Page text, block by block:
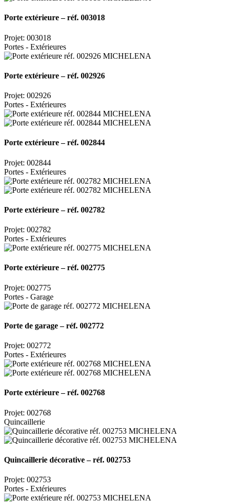
Porte extérieure – réf. 003018
Projet: 003018
Portes - Extérieures
Porte extérieure – réf. 002926
Projet: 002926
Portes - Extérieures
Porte extérieure – réf. 002844
Projet: 002844
Portes - Extérieures
Porte extérieure – réf. 002782
Projet: 002782
Portes - Extérieures
Porte extérieure – réf. 002775
Projet: 002775
Portes - Garage
Porte de garage – réf. 002772
Projet: 002772
Portes - Extérieures
Porte extérieure – réf. 002768
Projet: 002768
Quincaillerie
Quincaillerie décorative – réf. 002753
Projet: 002753
Portes - Extérieures